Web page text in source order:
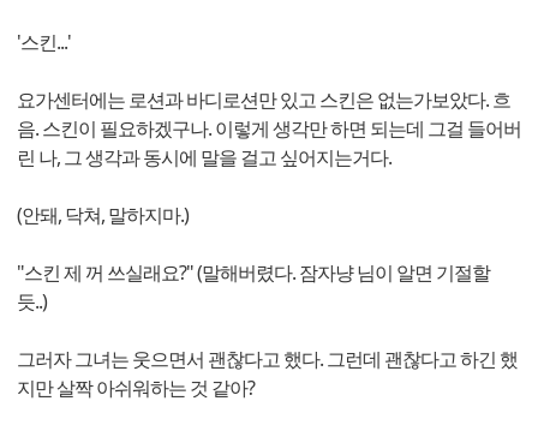
'스킨...'
요가센터에는 로션과 바디로션만 있고 스킨은 없는가보았다. 흐
음. 스킨이 필요하겠구나. 이렇게 생각만 하면 되는데 그걸 들어버
린 나, 그 생각과 동시에 말을 걸고 싶어지는거다.
(안돼, 닥쳐, 말하지마.)
"스킨 제 꺼 쓰실래요?" (말해버렸다. 잠자냥 님이 알면 기절할
듯..)
그러자 그녀는 웃으면서 괜찮다고 했다. 그런데 괜찮다고 하긴 했
지만 살짝 아쉬워하는 것 같아?